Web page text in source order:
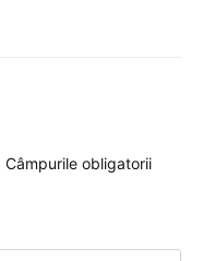
Câmpurile obligatorii